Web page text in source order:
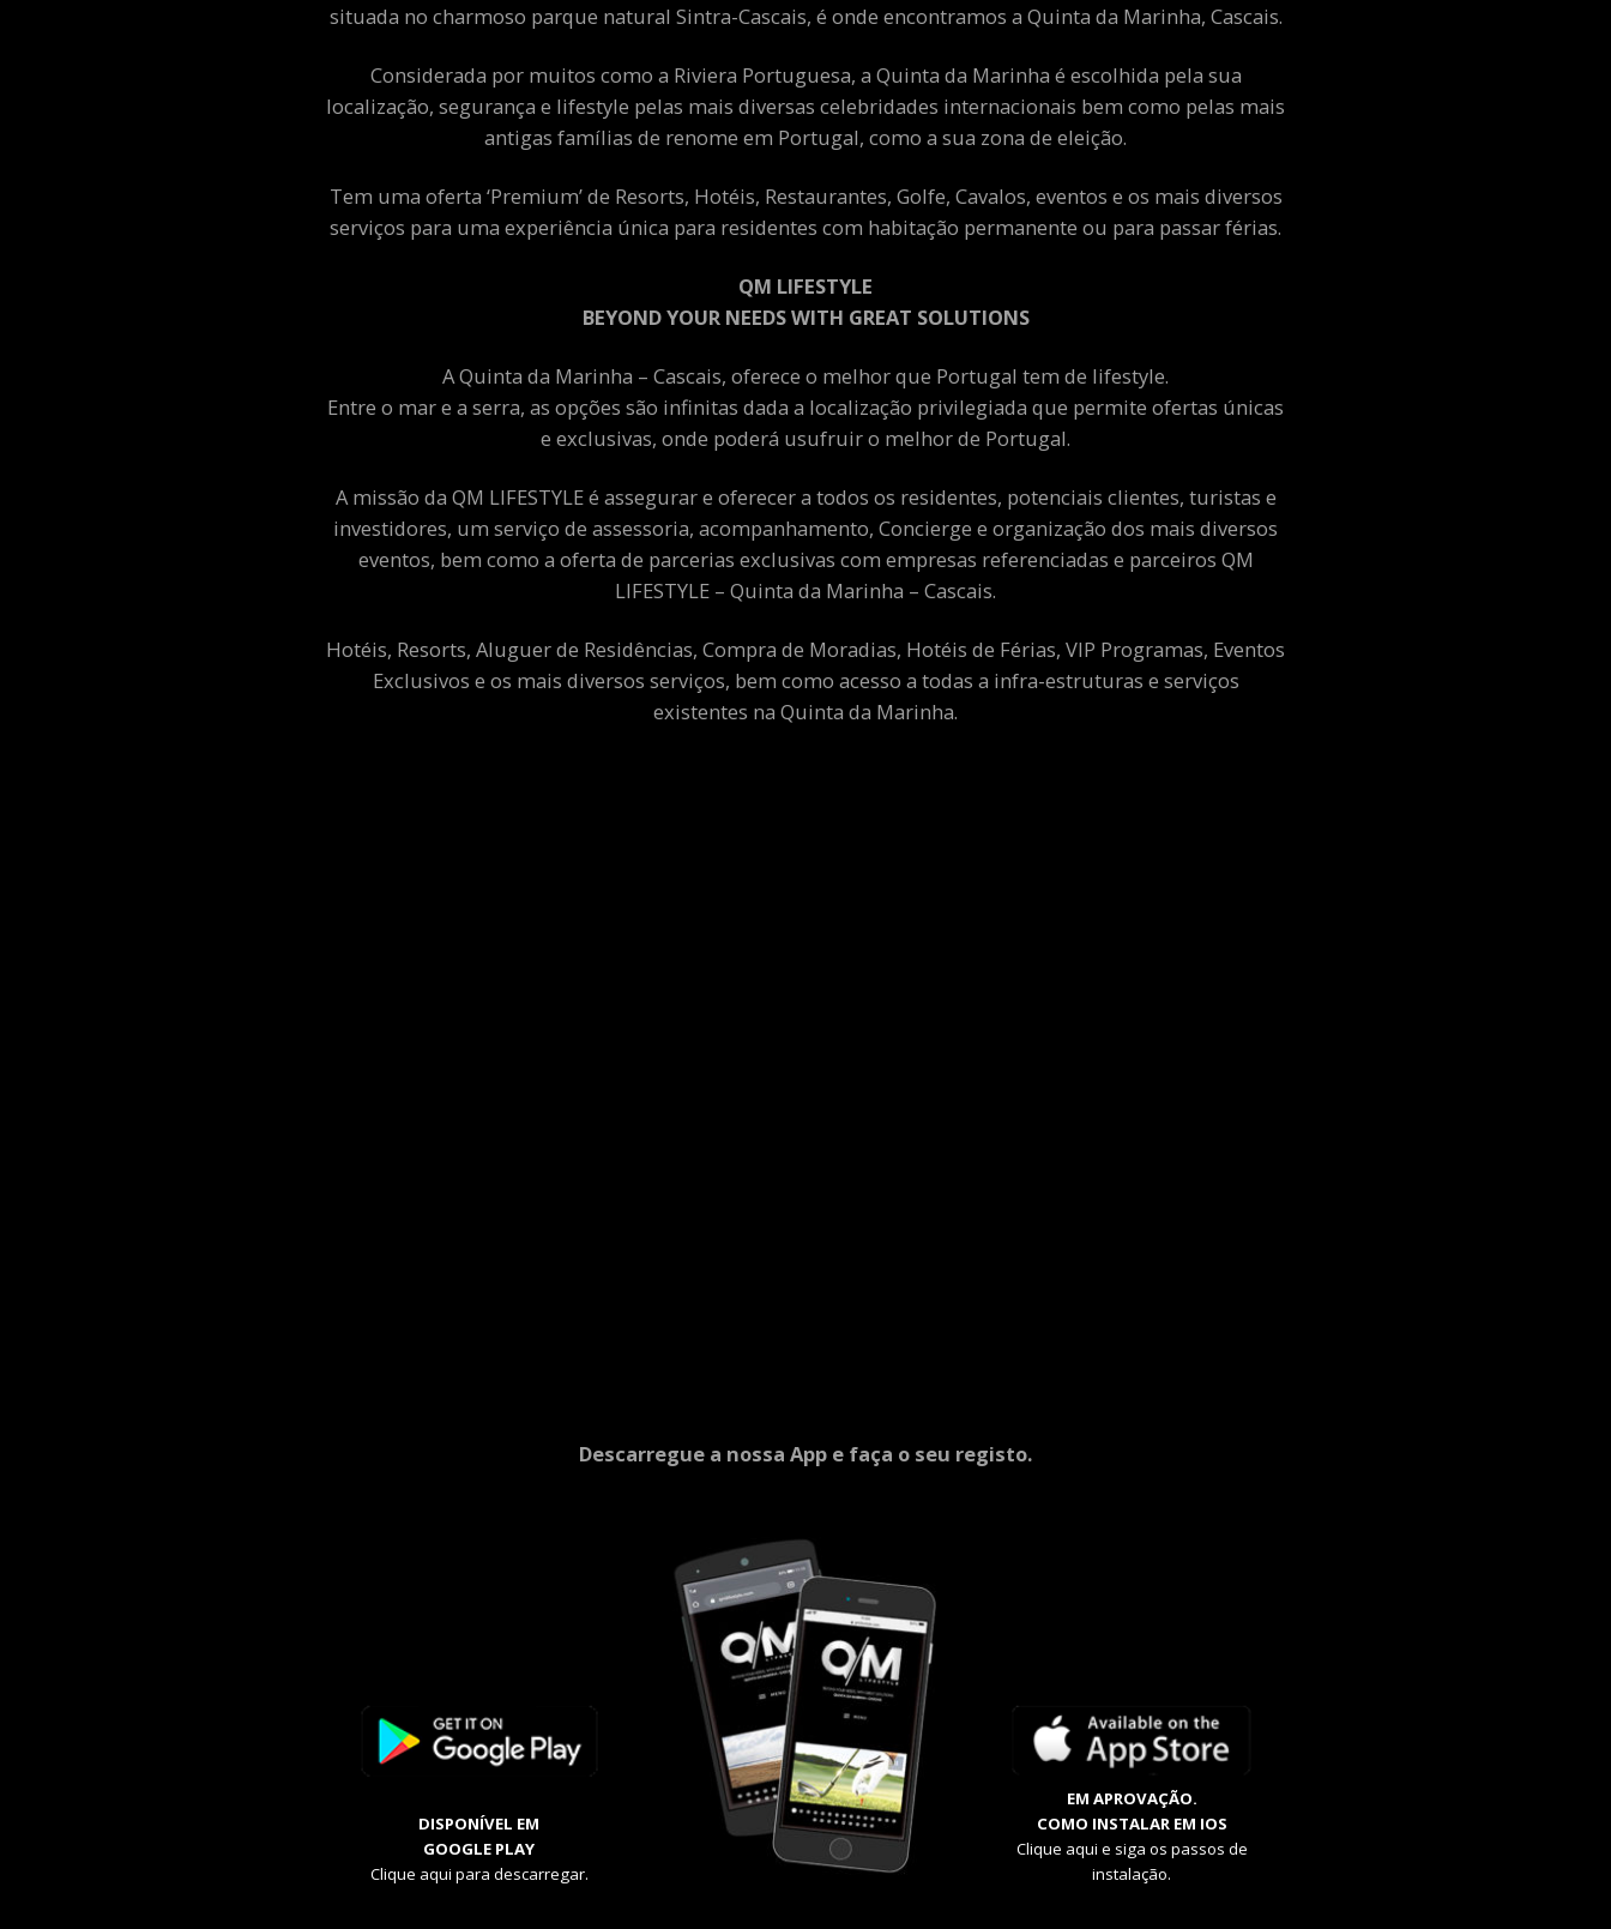
situada no charmoso parque natural Sintra-Cascais, é onde encontramos a Quinta da Marinha, Cascais.
Considerada por muitos como a Riviera Portuguesa, a Quinta da Marinha é escolhida pela sua
localização, segurança e lifestyle pelas mais diversas celebridades internacionais bem como pelas mais
antigas famílias de renome em Portugal, como a sua zona de eleição.
Tem uma oferta ‘Premium’ de Resorts, Hotéis, Restaurantes, Golfe, Cavalos, eventos e os mais diversos
serviços para uma experiência única para residentes com habitação permanente ou para passar férias.
QM LIFESTYLE
BEYOND YOUR NEEDS WITH GREAT SOLUTIONS
A Quinta da Marinha – Cascais, oferece o melhor que Portugal tem de lifestyle.
Entre o mar e a serra, as opções são infinitas dada a localização privilegiada que permite ofertas únicas
e exclusivas, onde poderá usufruir o melhor de Portugal.
A missão da QM LIFESTYLE é assegurar e oferecer a todos os residentes, potenciais clientes, turistas e
investidores, um serviço de assessoria, acompanhamento, Concierge e organização dos mais diversos
eventos, bem como a oferta de parcerias exclusivas com empresas referenciadas e parceiros QM
LIFESTYLE – Quinta da Marinha – Cascais.
Hotéis, Resorts, Aluguer de Residências, Compra de Moradias, Hotéis de Férias, VIP Programas, Eventos
Exclusivos e os mais diversos serviços, bem como acesso a todas a infra-estruturas e serviços
existentes na Quinta da Marinha.
Descarregue a nossa App e faça o seu registo.
DISPONÍVEL EM
GOOGLE PLAY
Clique aqui para descarregar.
EM APROVAÇÃO.
COMO INSTALAR EM IOS
Clique aqui e siga os passos de
instalação.